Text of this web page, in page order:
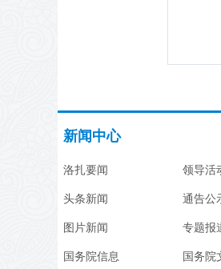
新闻中心
洛扎要闻
头条新闻
图片新闻
国务院信息
领导活
通告公
专题报
国务院